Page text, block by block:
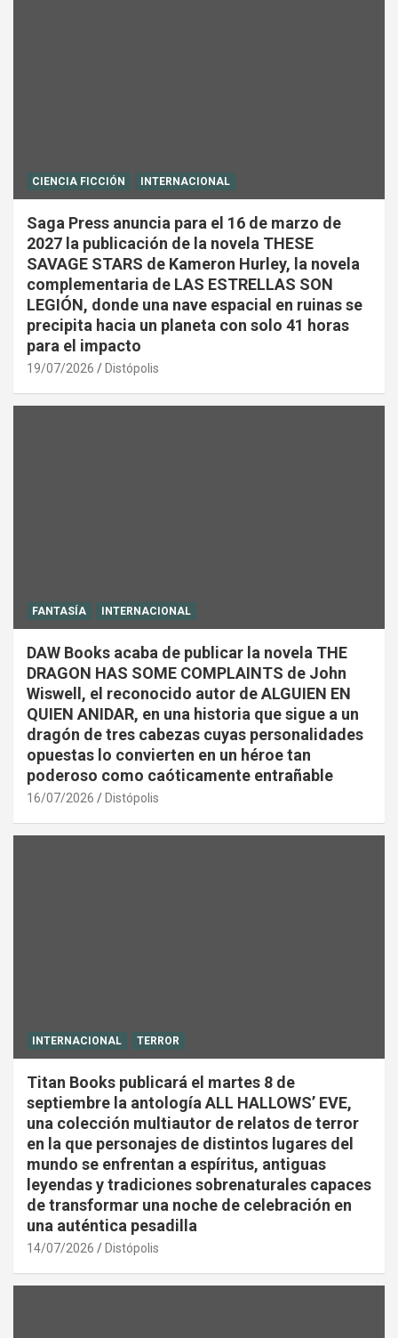
CIENCIA FICCIÓN INTERNACIONAL
Saga Press anuncia para el 16 de marzo de
2027 la publicación de la novela THESE
SAVAGE STARS de Kameron Hurley, la novela
complementaria de LAS ESTRELLAS SON
LEGIÓN, donde una nave espacial en ruinas se
precipita hacia un planeta con solo 41 horas
para el impacto
19/07/2026 Distópolis
FANTASÍA INTERNACIONAL
DAW Books acaba de publicar la novela THE
DRAGON HAS SOME COMPLAINTS de John
Wiswell, el reconocido autor de ALGUIEN EN
QUIEN ANIDAR, en una historia que sigue a un
dragón de tres cabezas cuyas personalidades
opuestas lo convierten en un héroe tan
poderoso como caóticamente entrañable
16/07/2026 Distópolis
INTERNACIONAL TERROR
Titan Books publicará el martes 8 de
septiembre la antología ALL HALLOWS’ EVE,
una colección multiautor de relatos de terror
en la que personajes de distintos lugares del
mundo se enfrentan a espíritus, antiguas
leyendas y tradiciones sobrenaturales capaces
de transformar una noche de celebración en
una auténtica pesadilla
14/07/2026 Distópolis